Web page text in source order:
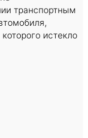
транспортным
истекло